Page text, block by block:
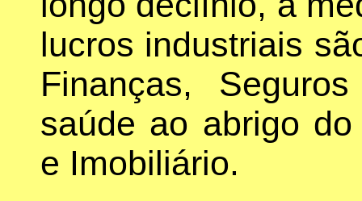
lucros industriais
Finanças,
saúde ao abrigo
e Imobiliário.